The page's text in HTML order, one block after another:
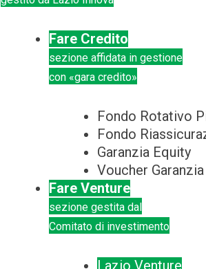
Fare Credito
sezione affidata in gestione
con «gara credito»
Fondo Rotativo
Fondo
Garanzia Equity
Voucher Garanzia
Fare Venture
sezione gestita dal
Comitato di investimento
Lazio Venture